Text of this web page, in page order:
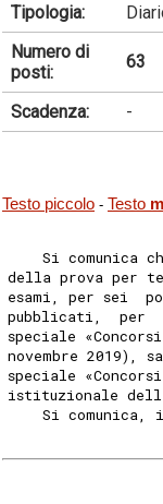
Tipologia:
Numero di
posti:
63
Scadenza: -
Testo piccolo - Testo
Si comunica
della prova per
esami, per sei
pubblicati,  per
speciale
novembre
speciale
istituzionale
Si comunica,